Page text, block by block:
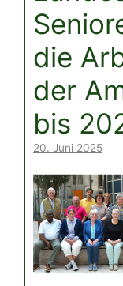
die
der
bis
20. Juni 2025